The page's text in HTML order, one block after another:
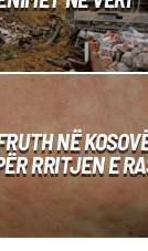
NË
RRITJEN E